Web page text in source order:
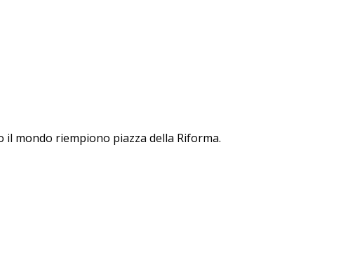
mondo riempiono piazza della Riforma.